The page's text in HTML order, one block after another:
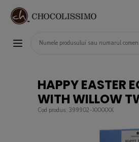
HAPPY EASTER
WITH WILLOW
Cod produs: 399902-XXXXXX